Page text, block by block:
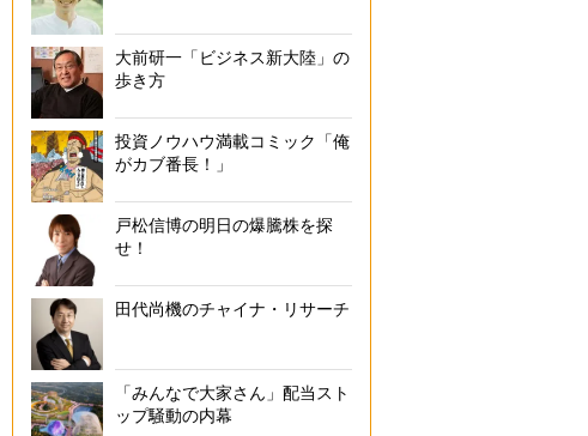
大前研一「ビジネス新大陸」の
歩き方
投資ノウハウ満載コミック「俺
がカブ番長！」
戸松信博の明日の爆騰株を探
せ！
田代尚機のチャイナ・リサーチ
「みんなで大家さん」配当スト
ップ騒動の内幕